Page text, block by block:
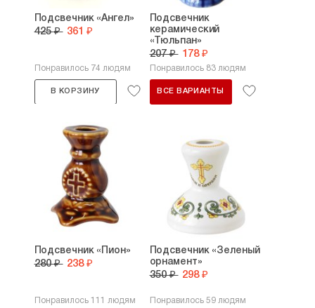
Подсвечник «Ангел»
425 ₽ 361 ₽
Понравилось 74 людям
В КОРЗИНУ
Подсвечник
керамический
«Тюльпан»
207 ₽ 178 ₽
Понравилось 83 людям
ВСЕ ВАРИАНТЫ
Подсвечник «Пион»
280 ₽ 238 ₽
Понравилось 111 людям
Подсвечник «Зеленый
орнамент»
350 ₽ 298 ₽
Понравилось 59 людям